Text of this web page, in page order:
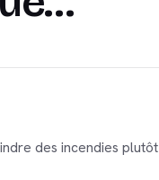
des incendies plutôt